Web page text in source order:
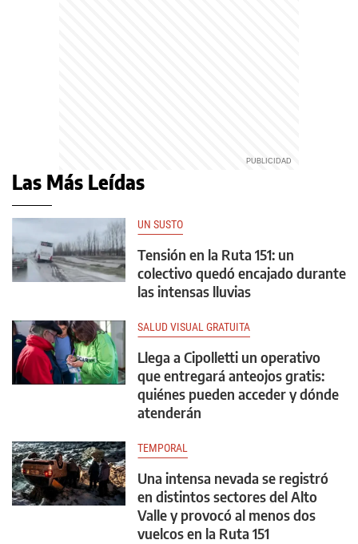
Las Más Leídas
UN SUSTO
Tensión en la Ruta 151: un
colectivo quedó encajado durante
las intensas lluvias
SALUD VISUAL GRATUITA
Llega a Cipolletti un operativo
que entregará anteojos gratis:
quiénes pueden acceder y dónde
atenderán
TEMPORAL
Una intensa nevada se registró
en distintos sectores del Alto
Valle y provocó al menos dos
vuelcos en la Ruta 151